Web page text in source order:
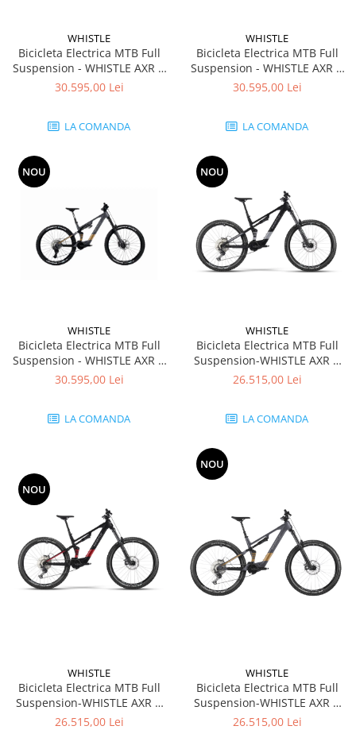
Geci ski copii
Pantaloni ski
Casti
Ochelari
Spring Collection-Rossignol
Incaltaminte
WHISTLE
Bicicleta Electrica MTB Full
Suspension - WHISTLE AXR C
8.6 Avinox M2S Di2 800Wh -
30.595,00 Lei
LA COMANDA
WHISTLE
Bicicleta Electrica MTB Full
Suspension - WHISTLE AXR C
8.6 Avinox M2S Di2 800Wh -
30.595,00 Lei
LA COMANDA
NOU
WHISTLE
Bicicleta Electrica MTB Full
Suspension - WHISTLE AXR C
8.6 Avinox M2S Di2 800Wh -
30.595,00 Lei
LA COMANDA
NOU
WHISTLE
Bicicleta Electrica MTB Full
Suspension-WHISTLE AXR C
6.6 Avinox M2S XT 800Wh -
26.515,00 Lei
LA COMANDA
NOU
WHISTLE
Bicicleta Electrica MTB Full
Suspension-WHISTLE AXR C
6.6 Avinox M2S XT 800Wh -
26.515,00 Lei
NOU
WHISTLE
Bicicleta Electrica MTB Full
Suspension-WHISTLE AXR C
6.6 Avinox M2S XT 800Wh -
26.515,00 Lei